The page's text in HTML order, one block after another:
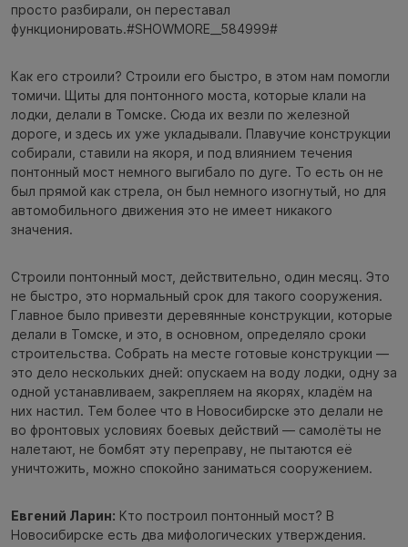
просто разбирали, он переставал
функционировать.#SHOWMORE__584999#
Как его строили? Строили его быстро, в этом нам помогли
томичи. Щиты для понтонного моста, которые клали на
лодки, делали в Томске. Сюда их везли по железной
дороге, и здесь их уже укладывали. Плавучие конструкции
собирали, ставили на якоря, и под влиянием течения
понтонный мост немного выгибало по дуге. То есть он не
был прямой как стрела, он был немного изогнутый, но для
автомобильного движения это не имеет никакого
значения.
Строили понтонный мост, действительно, один месяц. Это
не быстро, это нормальный срок для такого сооружения.
Главное было привезти деревянные конструкции, которые
делали в Томске, и это, в основном, определяло сроки
строительства. Собрать на месте готовые конструкции —
это дело нескольких дней: опускаем на воду лодки, одну за
одной устанавливаем, закрепляем на якорях, кладём на
них настил. Тем более что в Новосибирске это делали не
во фронтовых условиях боевых действий — самолёты не
налетают, не бомбят эту переправу, не пытаются её
уничтожить, можно спокойно заниматься сооружением.
Евгений Ларин: Кто построил понтонный мост? В
Новосибирске есть два мифологических утверждения.